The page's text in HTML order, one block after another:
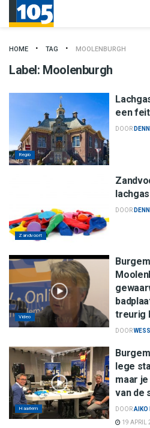
HOME TAG MOOLENBURGH
Label: Moolenburgh
Regio
een feit
DOOR
Zandvoort
lachgas
DOOR
Video
treurig
DOOR
Haarlem
lege
maar
van de
DOORAIKO
19 APRIL